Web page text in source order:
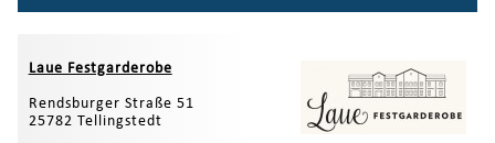
Laue Festgarderobe
Rendsburger Straße 51
25782 Tellingstedt